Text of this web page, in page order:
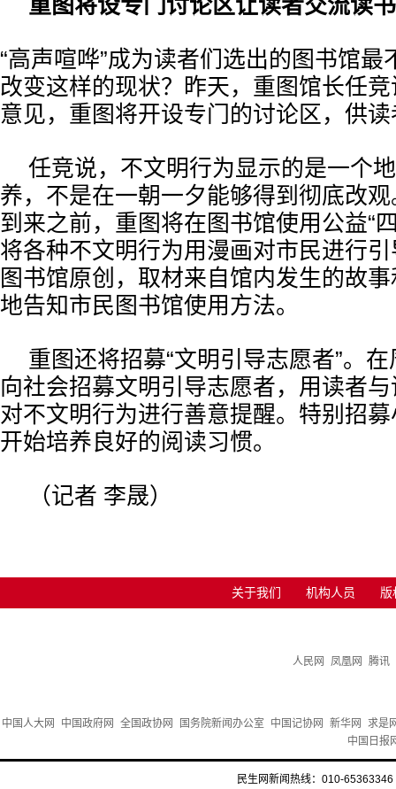
重图将设专门讨论区让读者交流读
“高声喧哗”成为读者们选出的图书馆最
改变这样的现状？昨天，重图馆长任
意见，重图将开设专门的讨论区，供
任竞说，不文明行为显示的是一个
养，不是在一朝一夕能够得到彻底改观
到来之前，重图将在图书馆使用公益“
将各种不文明行为用漫画对市民进行
图书馆原创，取材来自馆内发生的故
地告知市民图书馆使用方法。
重图还将招募“文明引导志愿者”。
向社会招募文明引导志愿者，用读者
对不文明行为进行善意提醒。特别招
开始培养良好的阅读习惯。
（记者 李晟）
关于我们 机构人员 版
人民网 凤凰网 腾讯
中国人大网 中国政府网 全国政协网 国务院新闻办公室 中国记协网 新华网
求是
中国日报
民生网新闻热线：010-